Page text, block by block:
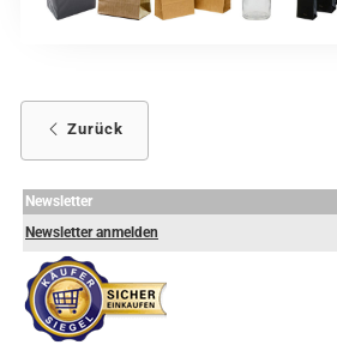
Zurück
Newsletter
Newsletter anmelden